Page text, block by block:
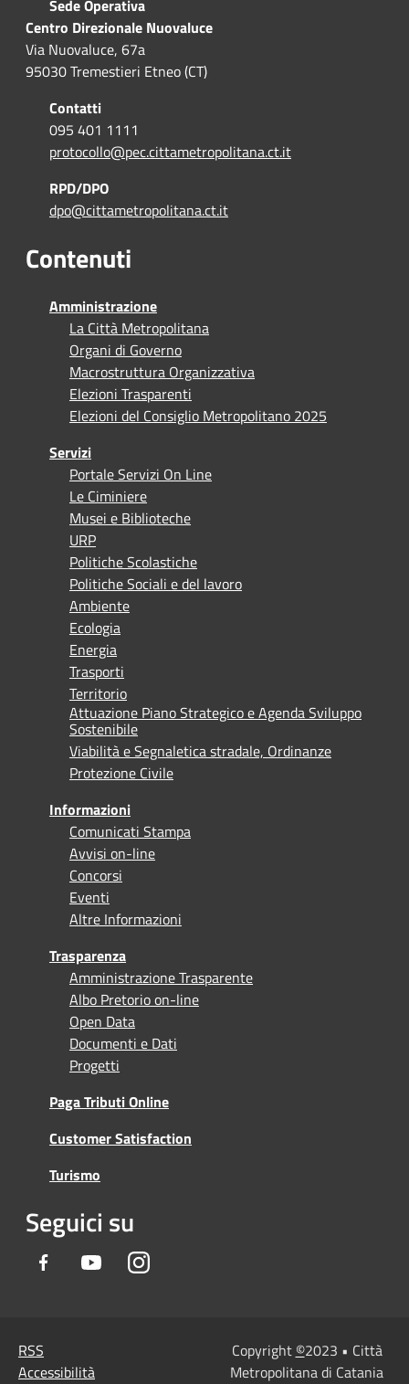
Sede Operativa
Centro Direzionale Nuovaluce
Via Nuovaluce, 67a
95030 Tremestieri Etneo (CT)
Contatti
095 401 1111
protocollo@pec.cittametropolitana.ct.it
RPD/DPO
dpo@cittametropolitana.ct.it
Contenuti
Amministrazione
La Città Metropolitana
Organi di Governo
Macrostruttura Organizzativa
Elezioni Trasparenti
Elezioni del Consiglio Metropolitano 2025
Servizi
Portale Servizi On Line
Le Ciminiere
Musei e Biblioteche
URP
Politiche Scolastiche
Politiche Sociali e del lavoro
Ambiente
Ecologia
Energia
Trasporti
Territorio
Attuazione Piano Strategico e Agenda Sviluppo
Sostenibile
Viabilità e Segnaletica stradale, Ordinanze
Protezione Civile
Informazioni
Comunicati Stampa
Avvisi on-line
Concorsi
Eventi
Altre Informazioni
Trasparenza
Amministrazione Trasparente
Albo Pretorio on-line
Open Data
Documenti e Dati
Progetti
Paga Tributi Online
Customer Satisfaction
Turismo
Seguici su
Facebook YoutubeInstagram
RSS
Accessibilità
Copyright ©2023 • Città
Metropolitana di Catania